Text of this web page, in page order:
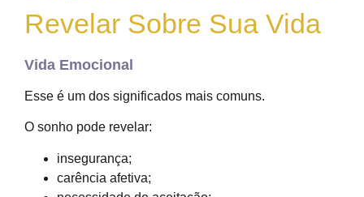
Revelar Sobre Sua Vida
Vida Emocional
Esse é um dos significados mais comuns.
O sonho pode revelar:
insegurança;
carência afetiva;